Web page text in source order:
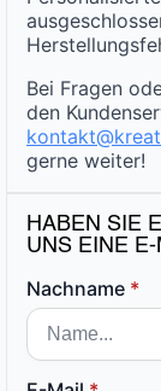
Bei Fragen
den
gerne weiter!
HABEN SIE
UNS EINE E-
Nachname *